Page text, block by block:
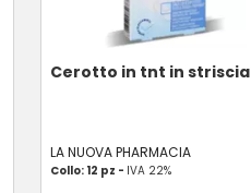
Cerotto in tnt in striscia
LA NUOVA PHARMACIA
Collo: 12 pz - IVA 22%